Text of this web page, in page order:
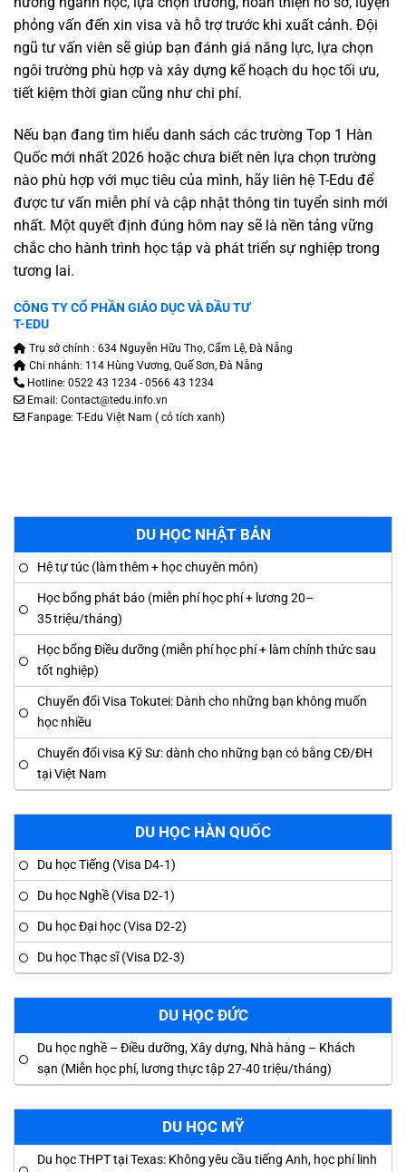
phỏng vấn đến xin visa và hỗ trợ trước khi xuất cảnh. Đội
ngũ tư vấn viên sẽ giúp bạn đánh giá năng lực, lựa chọn
ngôi trường phù hợp và xây dựng kế hoạch du học tối ưu,
tiết kiệm thời gian cũng như chi phí.
Nếu bạn đang tìm hiểu danh sách các trường Top 1 Hàn
Quốc mới nhất 2026 hoặc chưa biết nên lựa chọn trường
nào phù hợp với mục tiêu của mình, hãy liên hệ T-Edu để
được tư vấn miễn phí và cập nhật thông tin tuyển sinh mới
nhất. Một quyết định đúng hôm nay sẽ là nền tảng vững
chắc cho hành trình học tập và phát triển sự nghiệp trong
tương lai.
CÔNG TY CỔ PHẦN GIÁO DỤC VÀ ĐẦU TƯ
T-EDU
Trụ sở chính : 634 Nguyễn Hữu Thọ, Cẩm Lệ, Đà Nẵng
Chi nhánh: 114 Hùng Vương, Quế Sơn, Đà Nẵng
Hotline: 0522 43 1234 - 0566 43 1234
Email: Contact@tedu.info.vn
Fanpage: T-Edu Việt Nam ( có tích xanh)
DU HỌC NHẬT BẢN
Hệ tự túc (làm thêm + học chuyên môn)
Học bổng phát báo (miễn phí học phí + lương 20–
35 triệu/tháng)
Học bổng Điều dưỡng (miễn phí học phí + làm chính thức sau
tốt nghiệp)
Chuyển đổi Visa Tokutei: Dành cho những bạn không muốn
học nhiều
Chuyển đổi visa Kỹ Sư: dành cho những bạn có bằng CĐ/ĐH
tại Việt Nam
DU HỌC HÀN QUỐC
Du học Tiếng (Visa D4‑1)
Du học Nghề (Visa D2‑1)
Du học Đại học (Visa D2‑2)
Du học Thạc sĩ (Visa D2‑3)
DU HỌC ĐỨC
Du học nghề – Điều dưỡng, Xây dựng, Nhà hàng – Khách
sạn (Miễn học phí, lương thực tập 27-40 triệu/tháng)
DU HỌC MỸ
Du học THPT tại Texas: Không yêu cầu tiếng Anh, học phí linh